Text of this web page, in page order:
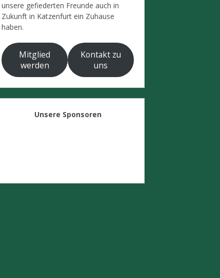
unsere gefiederten Freunde auch in
Zukunft in Katzenfurt ein Zuhause
haben.
Mitglied
werden
Kontakt zu
uns
Unsere Sponsoren